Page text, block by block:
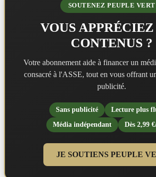
SOUTENEZ PEUPLE VERT
VOUS APPRÉCIEZ
CONTENUS ?
Votre abonnement aide à financer un
consacré à l'ASSE, tout en vous offrant
publicité.
Sans publicité
Lecture plus
Média indépendant
Dès 2,99
JE SOUTIENS PEUPLE